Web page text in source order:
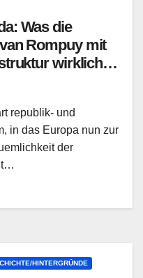
Was die
Rompuy mit
wirklich
republik- und
in das Europa nun zur
der
HINTERGRÜNDE